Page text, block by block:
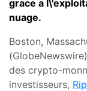
grace a
nuage.
Boston,
des crypto-
investisseurs,